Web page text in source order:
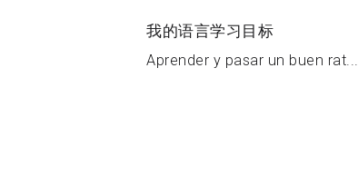
我的语言学习目标
Aprender y pasar un buen rat...